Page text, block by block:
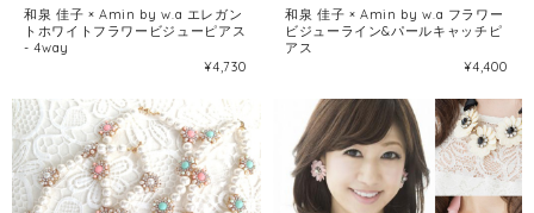
和泉 佳子 × Amin by w.a エレガン
トホワイトフラワービジューピアス
- 4way
¥4,730
和泉 佳子 × Amin by w.a フラワー
ビジューライン&パールキャッチピ
アス
¥4,400